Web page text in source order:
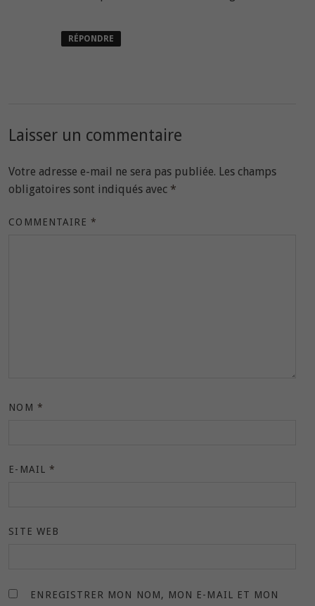
RÉPONDRE
Laisser un commentaire
Votre adresse e-mail ne sera pas publiée. Les champs
obligatoires sont indiqués avec *
COMMENTAIRE*
NOM *
E-MAIL *
SITE WEB
ENREGISTRER MON NOM, MON E-MAIL ET MON